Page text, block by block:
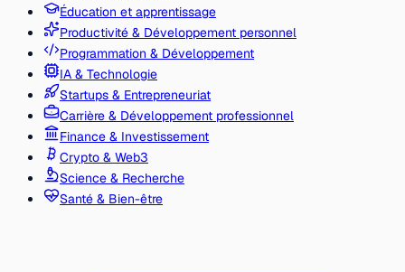
Éducation et apprentissage
Productivité & Développement personnel
Programmation & Développement
IA & Technologie
Startups & Entrepreneuriat
Carrière & Développement professionnel
Finance & Investissement
Crypto & Web3
Science & Recherche
Santé & Bien-être